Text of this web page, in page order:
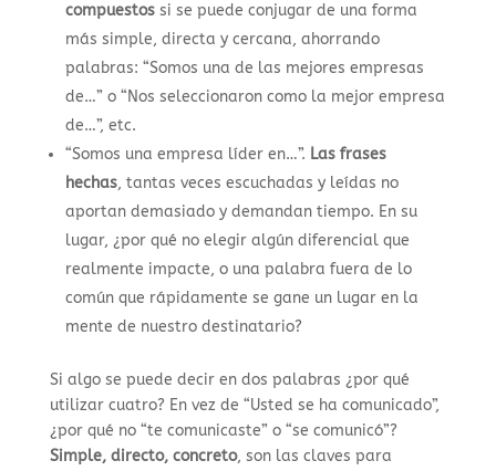
compuestossi se puede conjugar de una forma
más simple, directa y cercana, ahorrando
palabras: “Somos una de las mejores empresas
de…” o “Nos seleccionaron como la mejor empresa
de…”, etc.
“Somos una empresa líder en…”. Las frases
hechas, tantas veces escuchadas y leídas no
aportan demasiado y demandan tiempo. En su
lugar, ¿por qué no elegir algún diferencial que
realmente impacte, o una palabra fuera de lo
común que rápidamente se gane un lugar en la
mente de nuestro destinatario?
Si algo se puede decir en dos palabras ¿por qué
utilizar cuatro? En vez de “Usted se ha comunicado”,
¿por qué no “te comunicaste” o “se comunicó”?
Simple, directo, concreto, son las claves para